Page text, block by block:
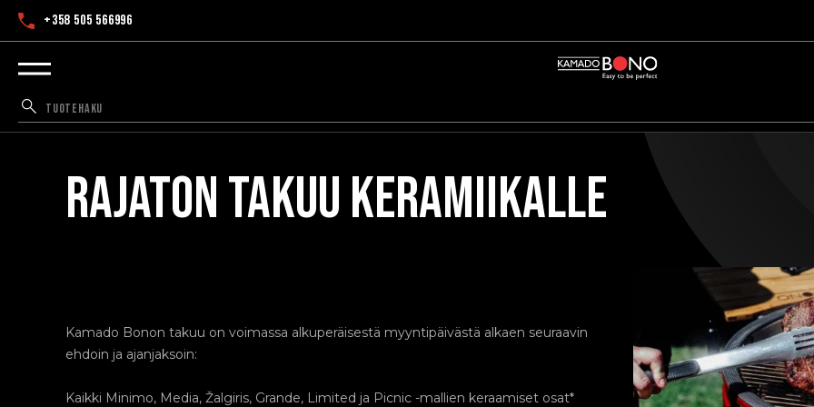
+358 505 566996
RAJATON TAKUU KERAMIIKALLE
Kamado Bonon takuu on voimassa alkuperäisestä myyntipäivästä alkaen seuraavin
ehdoin ja ajanjaksoin:
Kaikki Minimo, Media, Žalgiris, Grande, Limited ja Picnic -mallien keraamiset osat*